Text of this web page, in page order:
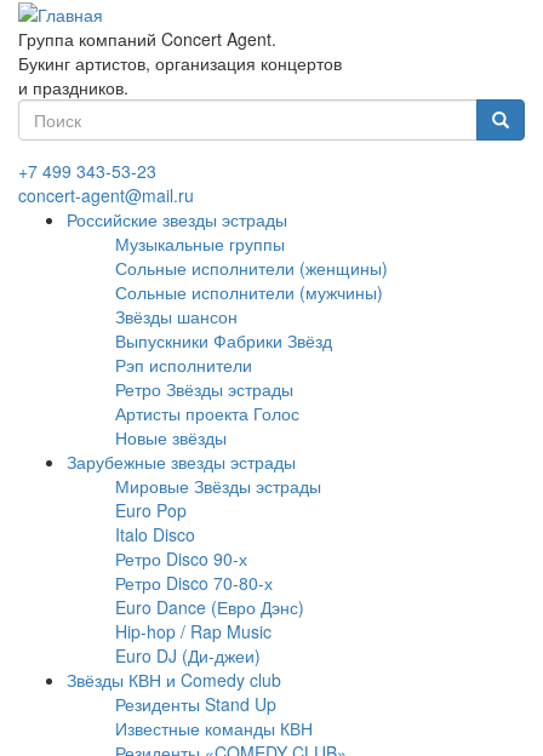
Перейти
основному
содержанию
Группа компаний Concert Agent.
Букинг артистов, организация концертов
и праздников.
Форма
поиска
+7 499 343-53-23
concert-agent@mail.ru
Российские звезды эстрады
Музыкальные группы
Сольные исполнители (женщины)
Сольные исполнители (мужчины)
Звёзды шансон
Выпускники Фабрики Звёзд
Рэп исполнители
Ретро Звёзды эстрады
Артисты проекта Голос
Новые звёзды
Зарубежные звезды эстрады
Мировые Звёзды эстрады
Euro Pop
Italo Disco
Ретро Disco 90-х
Ретро Disco 70-80-х
Euro Dance (Евро Дэнс)
Hip-hop / Rap Music
Euro DJ (Ди-джеи)
Звёзды КВН и Comedy club
Резиденты Stand Up
Известные команды КВН